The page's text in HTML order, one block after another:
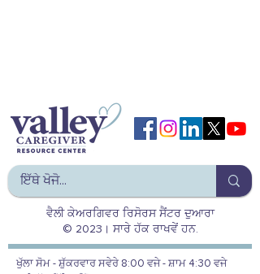
ਵੈਲੀ ਕੇਅਰਗਿਵਰ ਰਿਸੋਰਸ ਸੈਂਟਰ ਦੁਆਰਾ
© 2023। ਸਾਰੇ ਹੱਕ ਰਾਖਵੇਂ ਹਨ.
ਖੁੱਲਾ ਸੋਮ - ਸ਼ੁੱਕਰਵਾਰ ਸਵੇਰੇ 8:00 ਵਜੇ - ਸ਼ਾਮ 4:30 ਵਜੇ